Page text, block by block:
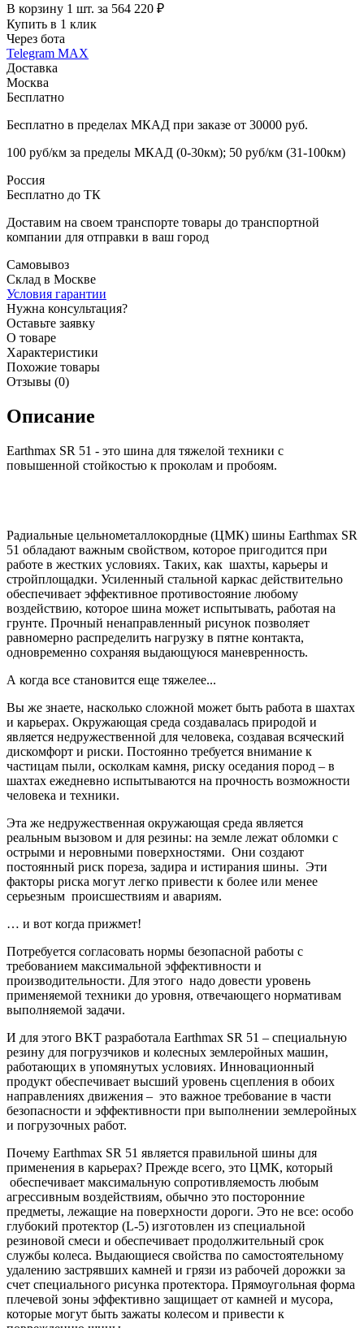
В корзину 1 шт. за 564 220 ₽
Купить в 1 клик
Через бота
Telegram MAX
Доставка
Москва
Бесплатно
Бесплатно в пределах МКАД при заказе от 30000 руб.
100 руб/км за пределы МКАД (0-30км); 50 руб/км (31-100км)
Россия
Бесплатно до ТК
Доставим на своем транспорте товары до транспортной
компании для отправки в ваш город
Самовывоз
Склад в Москве
Условия гарантии
Нужна консультация?
Оставьте заявку
О товаре
Характеристики
Похожие товары
Отзывы (0)
Описание
Earthmax SR 51 - это шина для тяжелой техники с
повышенной стойкостью к проколам и пробоям.
Радиальные цельнометаллокордные (ЦМК) шины Earthmax SR
51 обладают важным свойством, которое пригодится при
работе в жестких условиях. Таких, как шахты, карьеры и
стройплощадки. Усиленный стальной каркас действительно
обеспечивает эффективное противостояние любому
воздействию, которое шина может испытывать, работая на
грунте. Прочный ненаправленный рисунок позволяет
равномерно распределить нагрузку в пятне контакта,
одновременно сохраняя выдающуюся маневренность.
А когда все становится еще тяжелее...
Вы же знаете, насколько сложной может быть работа в шахтах
и карьерах. Окружающая среда создавалась природой и
является недружественной для человека, создавая всяческий
дискомфорт и риски. Постоянно требуется внимание к
частицам пыли, осколкам камня, риску оседания пород – в
шахтах ежедневно испытываются на прочность возможности
человека и техники.
Эта же недружественная окружающая среда является
реальным вызовом и для резины: на земле лежат обломки с
острыми и неровными поверхностями. Они создают
постоянный риск пореза, задира и истирания шины. Эти
факторы риска могут легко привести к более или менее
серьезным происшествиям и авариям.
… и вот когда прижмет!
Потребуется согласовать нормы безопасной работы с
требованием максимальной эффективности и
производительности. Для этого надо довести уровень
применяемой техники до уровня, отвечающего нормативам
выполняемой задачи.
И для этого BKT разработала Earthmax SR 51 – специальную
резину для погрузчиков и колесных землеройных машин,
работающих в упомянутых условиях. Инновационный
продукт обеспечивает высший уровень сцепления в обоих
направлениях движения – это важное требование в части
безопасности и эффективности при выполнении землеройных
и погрузочных работ.
Почему Earthmax SR 51 является правильной шины для
применения в карьерах? Прежде всего, это ЦМК, который
обеспечивает максимальную сопротивляемость любым
агрессивным воздействиям, обычно это посторонние
предметы, лежащие на поверхности дороги. Это не все: особо
глубокий протектор (L-5) изготовлен из специальной
резиновой смеси и обеспечивает продолжительный срок
службы колеса. Выдающиеся свойства по самостоятельному
удалению застрявших камней и грязи из рабочей дорожки за
счет специального рисунка протектора. Прямоугольная форма
плечевой зоны эффективно защищает от камней и мусора,
которые могут быть зажаты колесом и привести к